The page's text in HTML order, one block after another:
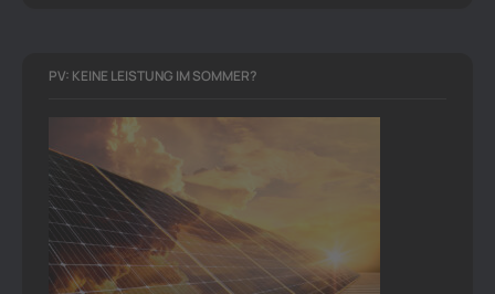
PV: KEINE LEISTUNG IM SOMMER?